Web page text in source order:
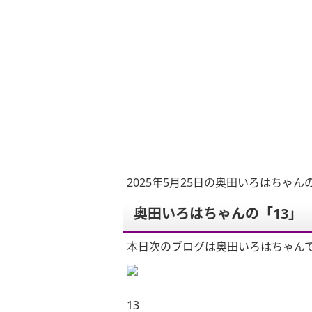
2025年5月25日の奥田いろはちゃん
奥田いろはちゃんの「13」
本日次のブログは奥田いろはちゃんで
13